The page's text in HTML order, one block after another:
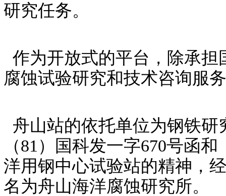
研究任务。
作为开放式的平台，除承
腐蚀试验研究和技术咨询服
舟山站的依托单位为钢铁
（81）国科发一字670号函
洋用钢中心试验站的精神，
名为舟山海洋腐蚀研究所。